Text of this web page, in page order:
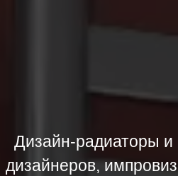
Дизайн-радиаторы и
дизайнеров,